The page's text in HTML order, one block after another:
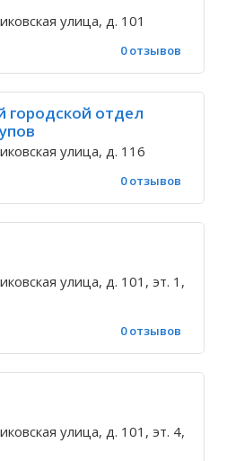
улица, д. 101
0 отзывов
городской отдел
улица, д. 116
0 отзывов
улица, д. 101, эт. 1,
0 отзывов
улица, д. 101, эт. 4,